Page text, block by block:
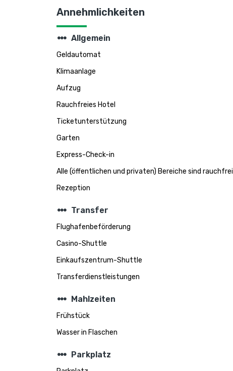
Annehmlichkeiten
steppers Allgemein
Geldautomat
Klimaanlage
Aufzug
Rauchfreies Hotel
Ticketunterstützung
Garten
Express-Check-in
Alle (öffentlichen und privaten) Bereiche sind rauchfrei
Rezeption
steppers Transfer
Flughafenbeförderung
Casino-Shuttle
Einkaufszentrum-Shuttle
Transferdienstleistungen
steppers Mahlzeiten
Frühstück
Wasser in Flaschen
steppers Parkplatz